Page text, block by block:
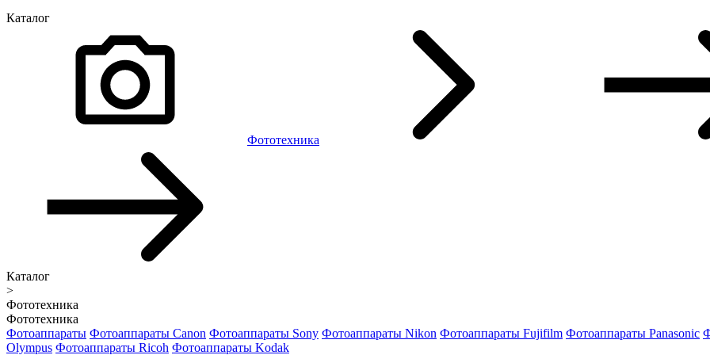
Каталог
Фототехника
Каталог
>
Фототехника
Фототехника
Фотоаппараты Фотоаппараты Canon Фотоаппараты Sony Фотоаппараты Nikon Фотоаппараты Fujifilm Фотоаппараты Panasonic
Olympus Фотоаппараты Ricoh Фотоаппараты Kodak